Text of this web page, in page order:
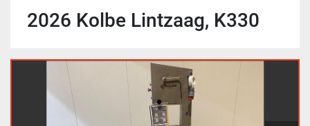
2026 Kolbe Lintzaag, K330